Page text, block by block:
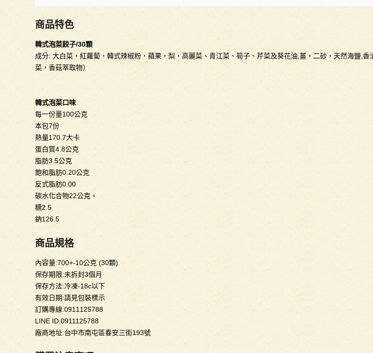
商品特色
韓式泡菜餃子/30顆
成分: 大白菜，紅蘿蔔，韓式辣椒粉，蘋果，梨，高麗菜、青江菜、筍子、芹菜及葵花油,薑，二砂，天然海鹽,
菜，香菇萃取物）
韓式泡菜口味
每一份量100公克
本包7份
熱量170.7大卡
蛋白質4.8公克
脂肪3.5公克
飽和脂肪0.20公克
反式脂肪0.00
碳水化合物22公克。
糖2.5
鈉126.5
商品規格
內容量:700+-10公克 (30顆)
保存期限:未拆封3個月
保存方法:冷凍-18c以下
有效日期:請見包裝標示
訂購專線:0911125788
LINE ID:0911125788
廠商地址:台中市南屯區春安三街193號